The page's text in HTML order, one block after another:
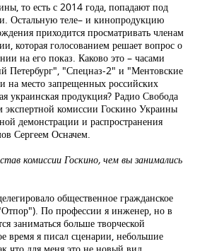
то есть с 2014 года, попадают под
Остальную теле– и кинопродукцию
приходится просматривать членам
которая голосованием решает вопрос о
на его показ. Каково это – часами
Петербург", "Спецназ-2" и "Ментовские
на место запрещенных российских
украинская продукция? Радио Свобода
экспертной комиссии Госкино Украины
демонстрации и распространения
Сергеем Осначем.
комиссии Госкино, чем вы занимались
общественное гражданское
По профессии я инженер, но в
заниматься больше творческой
время я писал сценарии, небольшие